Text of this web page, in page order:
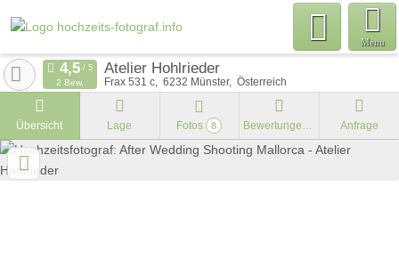
Menu
Atelier Hohlrieder
Frax 531 c 6232 Münster Österreich
2 Bew.
Übersicht Lage Fotos 8 Bewertungen Anfrage